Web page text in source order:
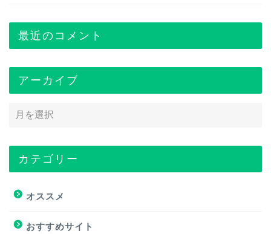
最近のコメント
アーカイブ
カテゴリー
オススメ
おすすめサイト